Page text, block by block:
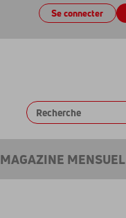
Se connecter
MAGAZINE MENSUEL